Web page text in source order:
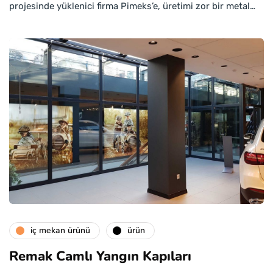
projesinde yüklenici firma Pimeks’e, üretimi zor bir metal…
i̇ç mekan ürünü ürün
Remak Camlı Yangın Kapıları